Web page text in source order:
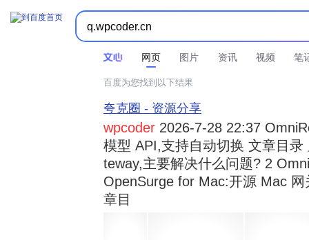
网页 图片 资讯 视频 笔
时间不限  所有网页和文件  站点内检索 
百度为您找到以下结果
夸克圈 - 资源分享
wpcoder 2026-7-28 22:37
模型 API,支持自动切换 文章目
teway,主要解决什么问题? 2
OpenSurge for Mac:开源 Mac
章目